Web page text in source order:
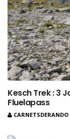
Kesch Trek : 3
Fluelapass
CARNETSDERANDO